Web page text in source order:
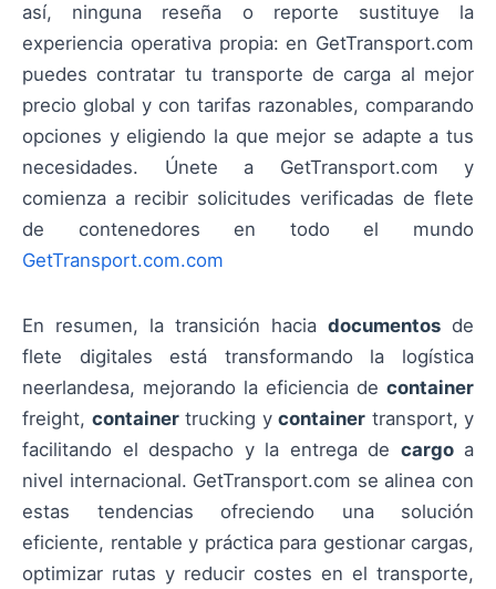
así, ninguna reseña o reporte sustituye la
experiencia operativa propia: en GetTransport.com
puedes contratar tu transporte de carga al mejor
precio global y con tarifas razonables, comparando
opciones y eligiendo la que mejor se adapte a tus
necesidades. Únete a GetTransport.com y
comienza a recibir solicitudes verificadas de flete
de contenedores en todo el mundo
GetTransport.com.com
En resumen, la transición hacia documentos de
flete digitales está transformando la logística
neerlandesa, mejorando la eficiencia de container
freight, containertrucking y container transport, y
facilitando el despacho y la entrega de cargoa
nivel internacional. GetTransport.com se alinea con
estas tendencias ofreciendo una solución
eficiente, rentable y práctica para gestionar cargas,
optimizar rutas y reducir costes en el transporte,